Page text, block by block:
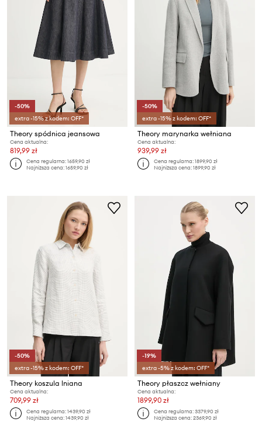
-50%
extra -15% z kodem: OFF*
Theory spódnica jeansowa
Cena aktualna:
819,99 zł
Cena regularna:1659,90 zł
Najniższa cena:1659,90 zł
-50%
extra -15% z kodem: OFF*
Theory marynarka wełniana
Cena aktualna:
939,99 zł
Cena regularna:1899,90 zł
Najniższa cena:1899,90 zł
-50%
extra -15% z kodem: OFF*
Theory koszula lniana
Cena aktualna:
709,99 zł
Cena regularna:1439,90 zł
Najniższa cena:1439,90 zł
-19%
extra -5% z kodem: OFF*
Theory płaszcz wełniany
Cena aktualna:
1899,90 zł
Cena regularna:3379,90 zł
Najniższa cena:2369,90 zł